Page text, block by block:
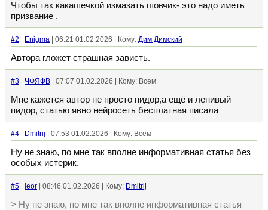
Чтобы так какашечкой измазать шовчик- это надо иметь
призвание .
#2 Enigma | 06:21 01.02.2026 | Кому: Дим Димский
Автора гложет страшная зависть.
#3 ЧФЯФВ | 07:07 01.02.2026 | Кому: Всем
Мне кажется автор не просто пидор,а ещё и ленивый
пидор, статью явно нейросеть бесплатная писала
#4 Dmitrij | 07:53 01.02.2026 | Кому: Всем
Ну не знаю, по мне так вполне информативная статья без
особых истерик.
#5 leor | 08:46 01.02.2026 | Кому: Dmitrij
> Ну не знаю, по мне так вполне информативная статья